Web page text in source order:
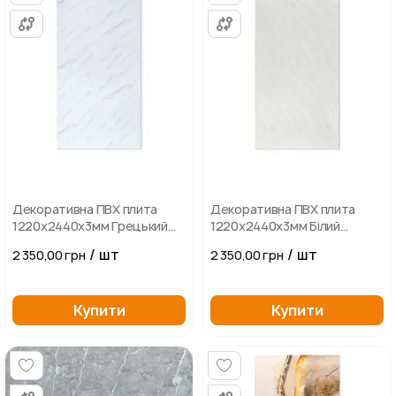
Декоративна ПВХ плита
1220х2440х3мм Грецький
2 350,00 грн / шт
Купити
Декоративна ПВХ плита
1220х2440х3мм Білий
2 350,00 грн / шт
Купити